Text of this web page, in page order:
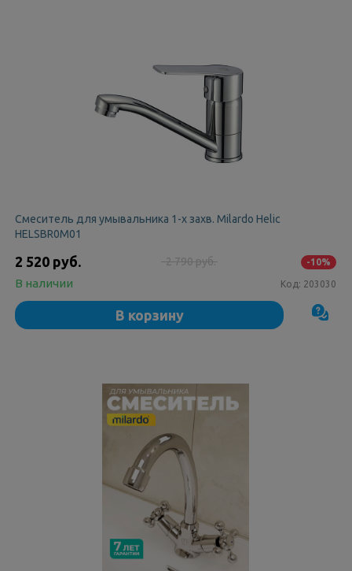
Смеситель для умывальника 1-х захв. Milardo Helic
HELSBR0M01
2 520 руб. 2 790 руб. -10%
В наличии Код: 203030
В корзину